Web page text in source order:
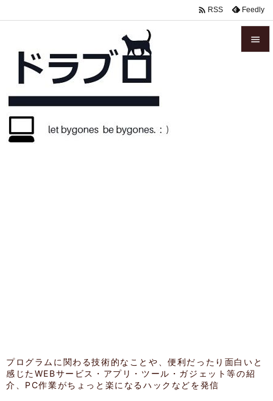
プログラムに関わる技術的なことや、便利だったり面白いと
感じたWEBサービス・アプリ・ツール・ガジェット等の紹
介、PC作業がちょっと楽になるハックなどを発信

 RSS Feedly